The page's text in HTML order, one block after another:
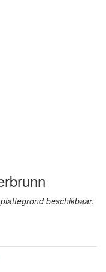
beschikbaar.